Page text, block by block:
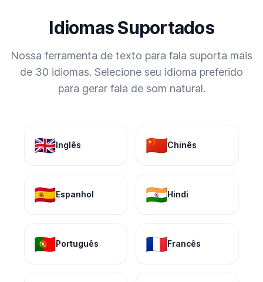
Idiomas Suportados
Nossa ferramenta de texto para fala suporta mais
de 30 idiomas. Selecione seu idioma preferido
para gerar fala de som natural.
🇬🇧Inglês 🇨🇳Chinês
🇪🇸Espanhol 🇮🇳Hindi
🇵🇹Português 🇫🇷Francês